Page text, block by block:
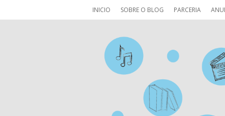
INICIO SOBRE O BLOG PARCERIA